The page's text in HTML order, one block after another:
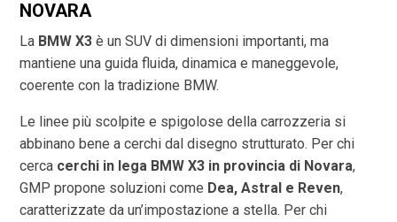
NOVARA
La BMW X3 è un SUV di dimensioni importanti, ma
mantiene una guida fluida, dinamica e maneggevole,
coerente con la tradizione BMW.
Le linee più scolpite e spigolose della carrozzeria si
abbinano bene a cerchi dal disegno strutturato. Per chi
cerca cerchi in lega BMW X3 in provincia di Novara,
GMP propone soluzioni come Dea, Astral e Reven,
caratterizzate da un’impostazione a stella. Per chi